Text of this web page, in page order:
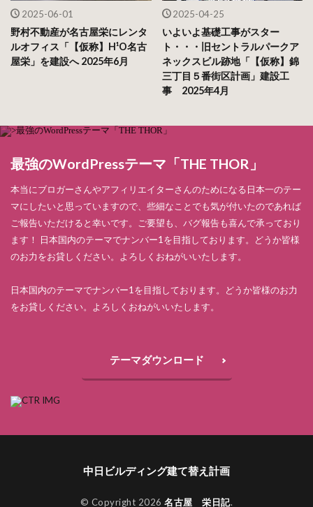
2025-06-01
野村不動産が名古屋栄にレンタ
ルオフィス「【仮称】H¹O名古
屋栄」を建設へ 2025年6月
2025-04-25
いよいよ基礎工事がスター
ト・・・旧セントラルパークア
ネックスビル跡地「【仮称】錦
三丁目５番街区計画」建設工
事 2025年4月
最強のWordPressテーマ「THE THOR」
本当にブロガーさんやアフィリエイターさんのためになる日本一のテー
マにしたいと思っていますので、些細なことでも気が付いたのであれば
ご報告いただけると幸いです。ご要望も、バグ報告も喜んで承っており
ます！ 日本国内のテーマでナンバー1を目指しております。どうか皆様
のお力をお貸しください。よろしくおねがいいたします。
日本国内のテーマでナンバー1を目指しております。どうか皆様のお力
をお貸しください。よろしくおねがいいたします。
テーマダウンロード
中日ビルディング建て替え計画
© Copyright 2026名古屋 栄日記.